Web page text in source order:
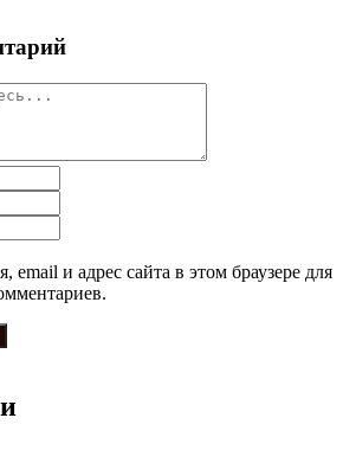
email и адрес сайта в этом браузере для